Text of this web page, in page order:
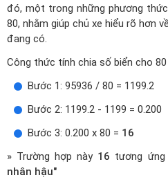
đó, một trong những phương
80, nhằm giúp chủ xe hiểu rõ hơn
đang có.
Công thức tính chia số biển cho 80
Bước 1: 95936 / 80 = 1199.2
Bước 2: 1199.2 - 1199 = 0.200
Bước 3: 0.200 x 80 = 16
» Trường hợp này 16 tương ứng
nhân hậu"